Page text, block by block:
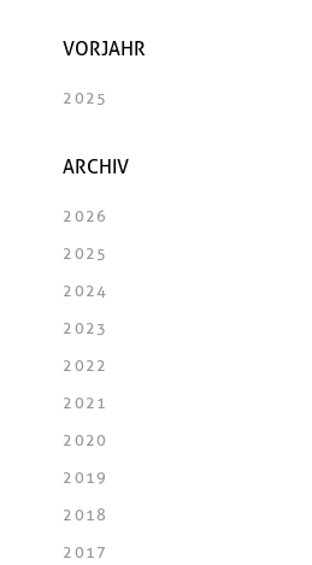
VORJAHR
2025
ARCHIV
2026
2025
2024
2023
2022
2021
2020
2019
2018
2017